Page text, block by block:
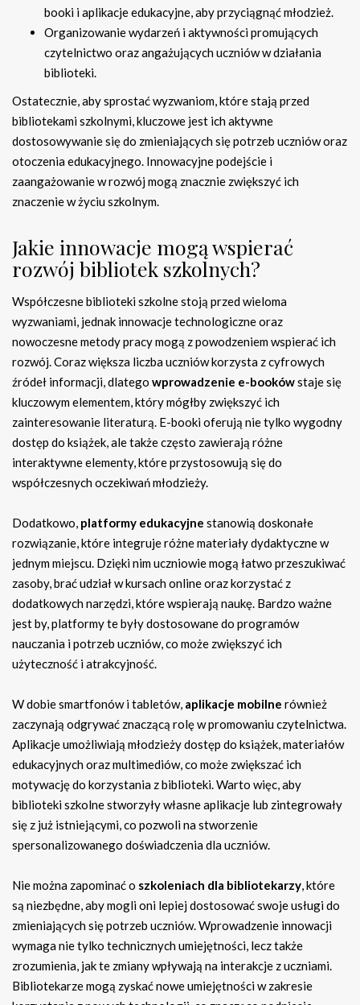
booki i aplikacje edukacyjne, aby przyciągnąć młodzież.
Organizowanie wydarzeń i aktywności promujących
czytelnictwo oraz angażujących uczniów w działania
biblioteki.
Ostatecznie, aby sprostać wyzwaniom, które stają przed
bibliotekami szkolnymi, kluczowe jest ich aktywne
dostosowywanie się do zmieniających się potrzeb uczniów oraz
otoczenia edukacyjnego. Innowacyjne podejście i
zaangażowanie w rozwój mogą znacznie zwiększyć ich
znaczenie w życiu szkolnym.
Jakie innowacje mogą wspierać
rozwój bibliotek szkolnych?
Współczesne biblioteki szkolne stoją przed wieloma
wyzwaniami, jednak innowacje technologiczne oraz
nowoczesne metody pracy mogą z powodzeniem wspierać ich
rozwój. Coraz większa liczba uczniów korzysta z cyfrowych
źródeł informacji, dlatego wprowadzenie e-bookówstaje się
kluczowym elementem, który mógłby zwiększyć ich
zainteresowanie literaturą. E-booki oferują nie tylko wygodny
dostęp do książek, ale także często zawierają różne
interaktywne elementy, które przystosowują się do
współczesnych oczekiwań młodzieży.
Dodatkowo, platformy edukacyjne stanowią doskonałe
rozwiązanie, które integruje różne materiały dydaktyczne w
jednym miejscu. Dzięki nim uczniowie mogą łatwo przeszukiwać
zasoby, brać udział w kursach online oraz korzystać z
dodatkowych narzędzi, które wspierają naukę. Bardzo ważne
jest by, platformy te były dostosowane do programów
nauczania i potrzeb uczniów, co może zwiększyć ich
użyteczność i atrakcyjność.
W dobie smartfonów i tabletów, aplikacje mobilne również
zaczynają odgrywać znaczącą rolę w promowaniu czytelnictwa.
Aplikacje umożliwiają młodzieży dostęp do książek, materiałów
edukacyjnych oraz multimediów, co może zwiększać ich
motywację do korzystania z biblioteki. Warto więc, aby
biblioteki szkolne stworzyły własne aplikacje lub zintegrowały
się z już istniejącymi, co pozwoli na stworzenie
spersonalizowanego doświadczenia dla uczniów.
Nie można zapominać o szkoleniach dla bibliotekarzy, które
są niezbędne, aby mogli oni lepiej dostosować swoje usługi do
zmieniających się potrzeb uczniów. Wprowadzenie innowacji
wymaga nie tylko technicznych umiejętności, lecz także
zrozumienia, jak te zmiany wpływają na interakcje z uczniami.
Bibliotekarze mogą zyskać nowe umiejętności w zakresie